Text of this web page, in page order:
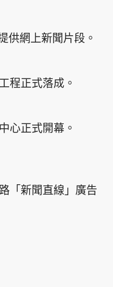
供網上新聞片段。
程正式落成。
心正式開幕。
「新聞直線」廣告